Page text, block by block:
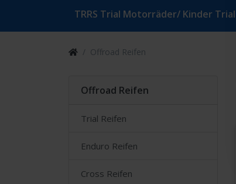
TRRS Trial Motorräder/ Kinder Trial
Offroad Reifen
Offroad Reifen
Trial Reifen
Enduro Reifen
Cross Reifen